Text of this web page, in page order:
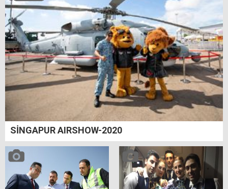
SİNGAPUR AIRSHOW-2020